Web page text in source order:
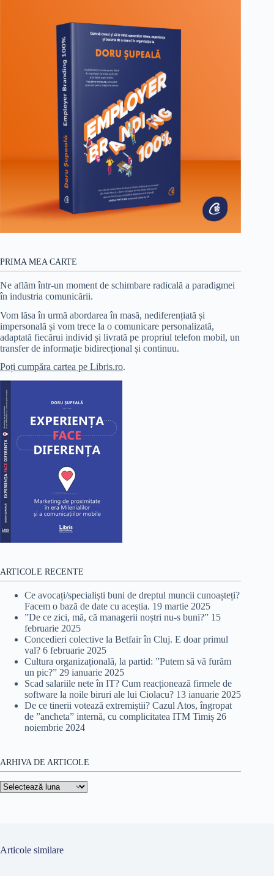
PRIMA MEA CARTE
Ne aflăm într-un moment de schimbare radicală a paradigmei
în industria comunicării.
Vom lăsa în urmă abordarea în masă, nediferențiată și
impersonală și vom trece la o comunicare personalizată,
adaptată fiecărui individ și livrată pe propriul telefon mobil, un
transfer de informație bidirecțional și continuu.
Poți cumpăra cartea pe Libris.ro.
ARTICOLE RECENTE
Ce avocați/specialiști buni de dreptul muncii cunoașteți?
Facem o bază de date cu aceștia. 19 martie 2025
”De ce zici, mă, că managerii noștri nu-s buni?” 15
februarie 2025
Concedieri colective la Betfair în Cluj. E doar primul
val? 6 februarie 2025
Cultura organizațională, la partid: ”Putem să vă furăm
un pic?” 29 ianuarie 2025
Scad salariile nete în IT? Cum reacționează firmele de
software la noile biruri ale lui Ciolacu? 13 ianuarie 2025
De ce tinerii votează extremiștii? Cazul Atos, îngropat
de ”ancheta” internă, cu complicitatea ITM Timiș 26
noiembrie 2024
ARHIVA DE ARTICOLE
Arhiva
de
Articole similare